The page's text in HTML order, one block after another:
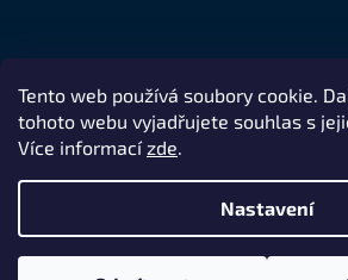
Tento web používá soubory cookie.
tohoto webu vyjadřujete souhlas s
Více informacízde.
Nastavení
Přijímáme online
NakódovaloRemedio Digital|